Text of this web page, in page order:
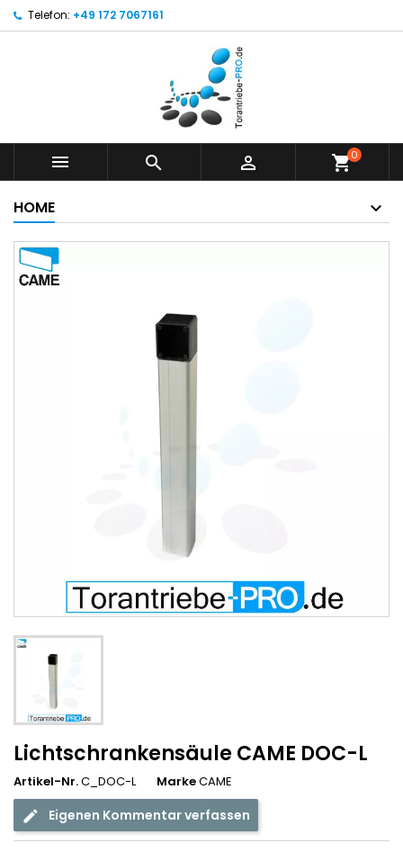
Telefon: +49 172 7067161
   shopping_cart0
HOME
Lichtschrankensäule CAME DOC-L
Artikel-Nr.C_DOC-L MarkeCAME
Eigenen Kommentar verfassen